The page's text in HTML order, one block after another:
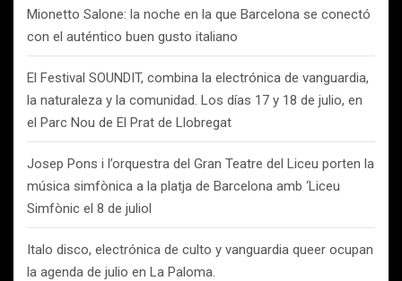
Mionetto Salone: la noche en la que Barcelona se conectó
con el auténtico buen gusto italiano
El Festival SOUNDIT, combina la electrónica de vanguardia,
la naturaleza y la comunidad. Los días 17 y 18 de julio, en
el Parc Nou de El Prat de Llobregat
Josep Pons i l’orquestra del Gran Teatre del Liceu porten la
música simfònica a la platja de Barcelona amb ‘Liceu
Simfònic el 8 de juliol
Italo disco, electrónica de culto y vanguardia queer ocupan
la agenda de julio en La Paloma.